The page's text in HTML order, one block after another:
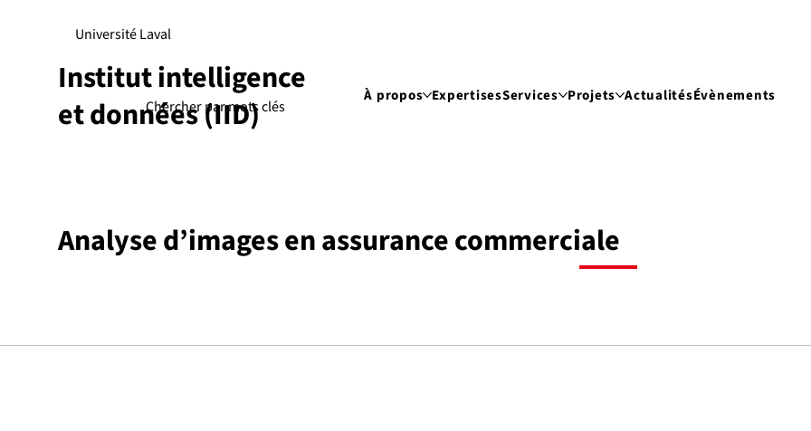
Institut intelligence
et données (IID)
À propos ExpertisesServices Projets ActualitésÉvènements
Université Laval
Analyse d’images en assurance commerciale